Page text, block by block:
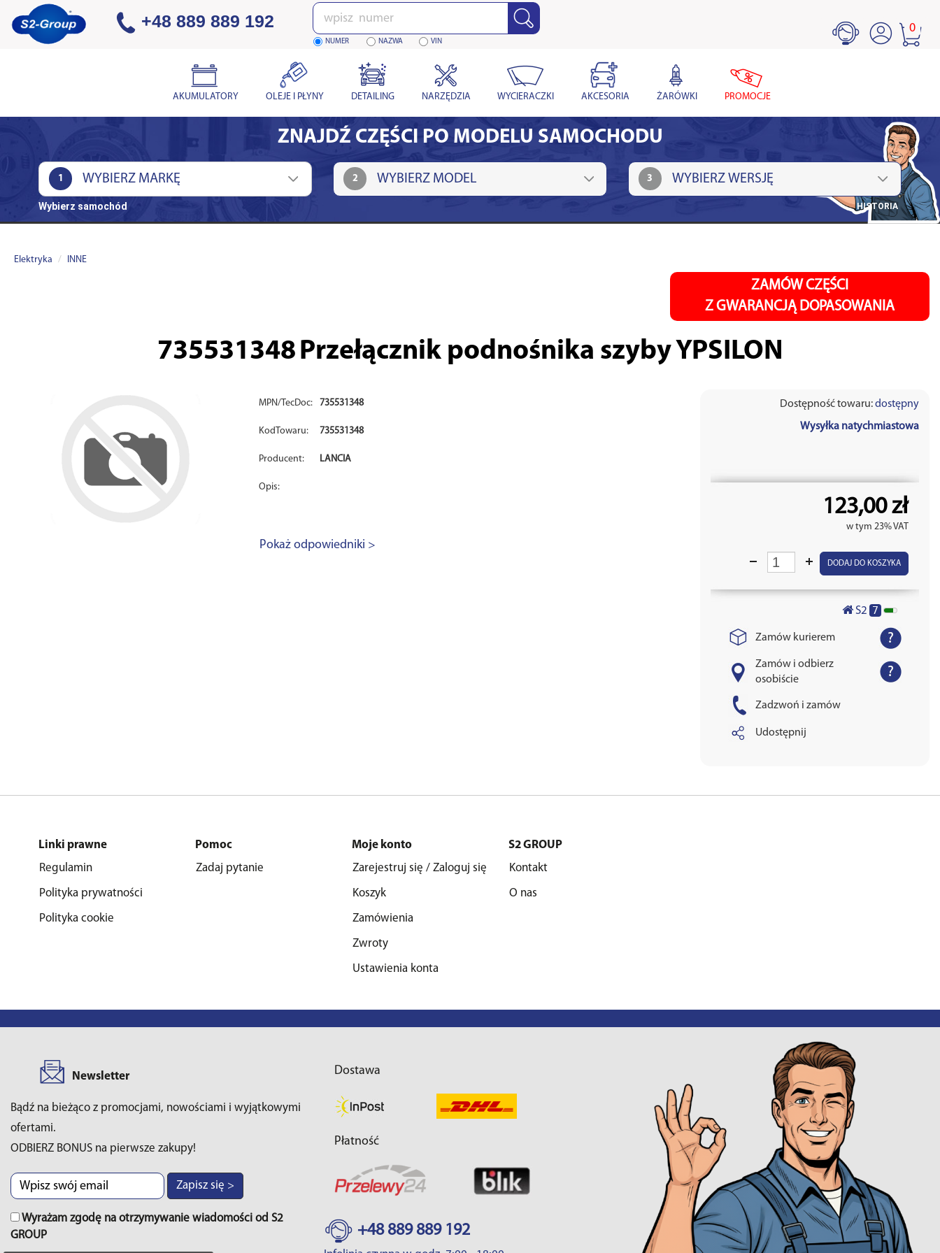
+48 889 889 192 Wpisz
numer
NUMER NAZWA VIN
0
AKUMULATORY OLEJE I PŁYNY DETAILING NARZĘDZIA WYCIERACZKI AKCESORIA ŻARÓWKI PROMOCJE
ZNAJDŹ CZĘŚCI PO MODELU SAMOCHODU
1 2 3
Wybierz samochód HISTORIA
Elektryka INNE
ZAMÓW CZĘŚCI
Z GWARANCJĄ DOPASOWANIA
735531348 Przełącznik podnośnika szyby YPSILON
MPN/TecDoc: 735531348
KodTowaru: 735531348
Producent: LANCIA
Opis:
Pokaż odpowiedniki >
Dostępność towaru:dostępny
Wysyłka natychmiastowa
123,00 zł
w tym 23% VAT
DODAJ DO KOSZYKA
S2 7
Zamów kurierem
Zamów i odbierz
osobiście
Zadzwoń i zamów
Udostępnij
Linki prawne
Regulamin
Polityka prywatności
Polityka cookie
Pomoc
Zadaj pytanie
Moje konto
Zarejestruj się / Zaloguj się
Koszyk
Zamówienia
Zwroty
Ustawienia konta
S2 GROUP
Kontakt
O nas
Newsletter
Bądź na bieżąco z promocjami, nowościami i wyjątkowymi
ofertami.
ODBIERZ BONUS na pierwsze zakupy!
Zapisz się >
Wyrażam zgodę na otrzymywanie wiadomości od S2
GROUP
Dostawa
Płatność
+48 889 889 192